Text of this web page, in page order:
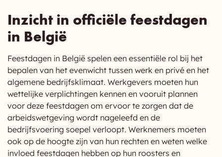
Inzicht in officiële feestdagen
in België
Feestdagen in België spelen een essentiële rol bij het
bepalen van het evenwicht tussen werk en privé en het
algemene bedrijfsklimaat. Werkgevers moeten hun
wettelijke verplichtingen kennen en vooruit plannen
voor deze feestdagen om ervoor te zorgen dat de
arbeidswetgeving wordt nageleefd en de
bedrijfsvoering soepel verloopt. Werknemers moeten
ook op de hoogte zijn van hun rechten en weten welke
invloed feestdagen hebben op hun roosters en